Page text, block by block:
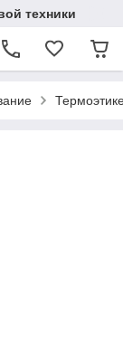
техники